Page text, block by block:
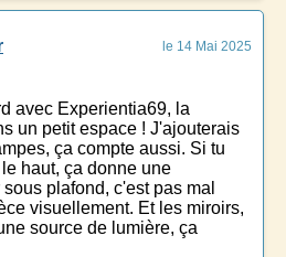
le 14 Mai 2025
avec Experientia69, la
un petit espace ! J'ajouterais
ça compte aussi. Si tu
haut, ça donne une
plafond, c'est pas mal
visuellement. Et les miroirs,
source de lumière, ça